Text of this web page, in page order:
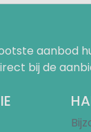
aanbod
bij de